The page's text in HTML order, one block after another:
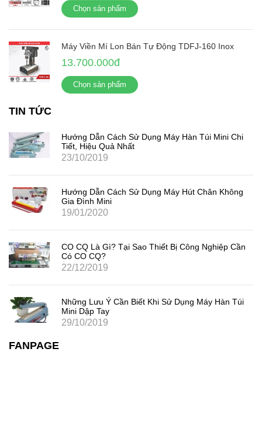
Chọn sản phẩm
Máy Viền Mí Lon Bán Tự Động TDFJ-160 Inox
13.700.000đ
Chọn sản phẩm
TIN TỨC
Hướng Dẫn Cách Sử Dụng Máy Hàn Túi Mini Chi
Tiết, Hiệu Quả Nhất
23/10/2019
Hướng Dẫn Cách Sử Dụng Máy Hút Chân Không
Gia Đình Mini
19/01/2020
CO CQ Là Gì? Tại Sao Thiết Bị Công Nghiệp Cần
Có CO CQ?
22/12/2019
Những Lưu Ý Cần Biết Khi Sử Dụng Máy Hàn Túi
Mini Dập Tay
29/10/2019
FANPAGE